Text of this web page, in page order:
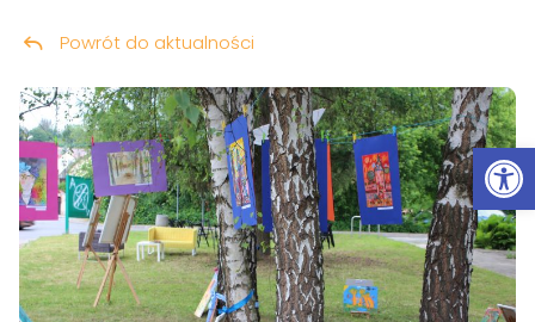
Przeskocz do treści
Powrót do aktualności